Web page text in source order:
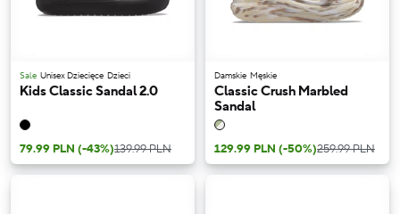
Sale Unisex Dziecięce Dzieci
Kids Classic Sandal 2.0
79.99 PLN (-43%)139.99 PLN
Damskie Męskie
Classic Crush Marbled
Sandal
129.99 PLN (-50%)259.99 PLN